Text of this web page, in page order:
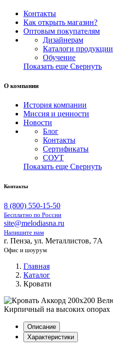
Контакты
Как открыть магазин?
Оптовым покупателям
Дизайнерам
Каталоги продукции
Обучение
Показать еще Свернуть
О компании
История компании
Миссия и ценности
Новости
Блог
Контакты
Сертификаты
СОУТ
Показать еще Свернуть
Контакты
8 (800) 550-15-50
Бесплатно по России
site@melodiasna.ru
Напишите нам
г. Пенза, ул. Металлистов, 7А
Офис и шоурум
Главная
Каталог
Кровати
Описание
Характеристики